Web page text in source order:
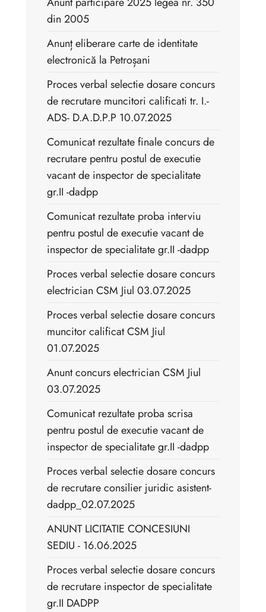
din 2005
Anunț eliberare carte de identitate
electronică la Petroșani
Proces verbal selectie dosare concurs
de recrutare muncitori calificati tr. I.-
ADS- D.A.D.P.P 10.07.2025
Comunicat rezultate finale concurs de
recrutare pentru postul de executie
vacant de inspector de specialitate
gr.II -dadpp
Comunicat rezultate proba interviu
pentru postul de executie vacant de
inspector de specialitate gr.II -dadpp
Proces verbal selectie dosare concurs
electrician CSM Jiul 03.07.2025
Proces verbal selectie dosare concurs
muncitor calificat CSM Jiul
01.07.2025
Anunt concurs electrician CSM Jiul
03.07.2025
Comunicat rezultate proba scrisa
pentru postul de executie vacant de
inspector de specialitate gr.II -dadpp
Proces verbal selectie dosare concurs
de recrutare consilier juridic asistent-
dadpp_02.07.2025
ANUNT LICITATIE CONCESIUNI
SEDIU - 16.06.2025
Proces verbal selectie dosare concurs
de recrutare inspector de specialitate
gr.II DADPP